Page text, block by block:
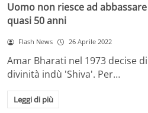
Uomo non riesce ad
quasi 50 anni
Flash News 26 Aprile 2022
Amar Bharati nel 1973 decise
divinità indù 'Shiva'. Per…
Leggi di più